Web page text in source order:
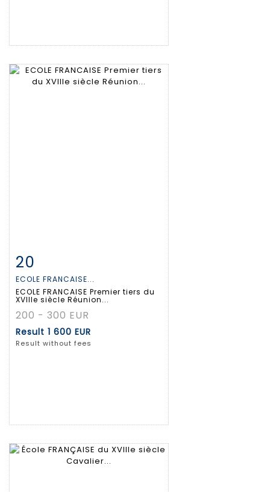
Item detail
20
ECOLE FRANCAISE...
ECOLE FRANCAISE Premier tiers du
XVIIIe siècle Réunion...
200 - 300 EUR
Result 1 600 EUR
Result without fees